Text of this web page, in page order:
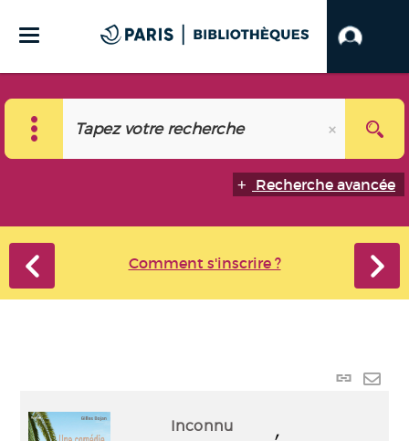
Recherche avancée
Comment s'inscrire ?
Lien
Inconnu